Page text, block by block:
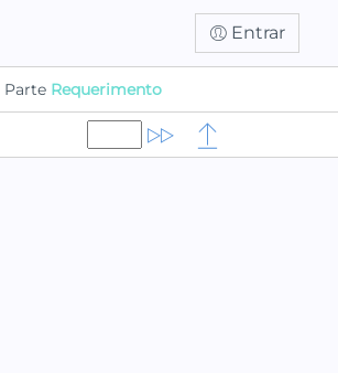
Entrar
Parte Requerimento